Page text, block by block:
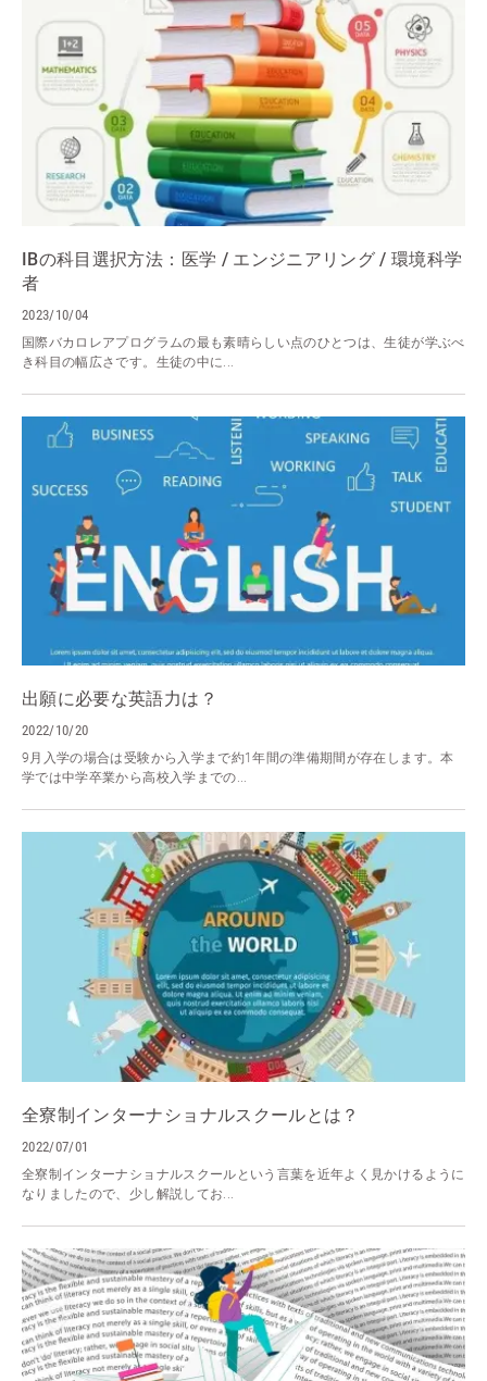
IBの科目選択方法：医学 / エンジニアリング / 環境科学
者
2023/10/04
国際バカロレアプログラムの最も素晴らしい点のひとつは、生徒が学ぶべ
き科目の幅広さです。生徒の中に...
出願に必要な英語力は？
2022/10/20
9月入学の場合は受験から入学まで約1年間の準備期間が存在します。本
学では中学卒業から高校入学までの...
全寮制インターナショナルスクールとは？
2022/07/01
全寮制インターナショナルスクールという言葉を近年よく見かけるように
なりましたので、少し解説してお...